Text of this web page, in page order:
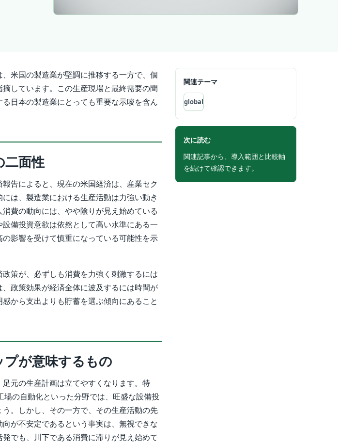
米国の製造業が堅調に推移する一方で、個
しています。この生産現場と最終需要の間
日本の製造業にとっても重要な示唆を含ん
二面性
告によると、現在の米国経済は、産業セク
は、製造業における生産活動は力強い動き
費の動向には、やや陰りが見え始めている
備投資意欲は依然として高い水準にある一
影響を受けて慎重になっている可能性を示
策が、必ずしも消費を力強く刺激するには
政策効果が経済全体に波及するには時間が
から支出よりも貯蓄を選ぶ傾向にあること
が意味するもの
元の生産計画は立てやすくなります。特
の自動化といった分野では、旺盛な設備投
。しかし、その一方で、その生産活動の先
が不安定であるという事実は、無視できな
でも、川下である消費に滞りが見え始めて
関連テーマ
global
次に読む
関連記事から、導入範囲と比較軸
を続けて確認できます。